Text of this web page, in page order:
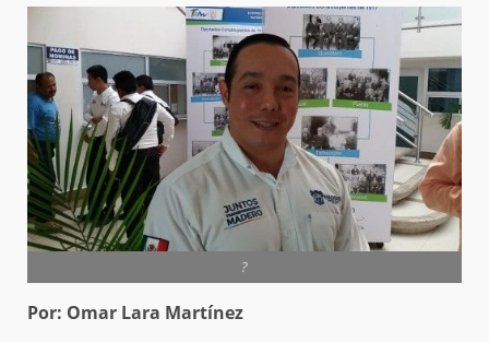
?
Por: Omar Lara Martínez